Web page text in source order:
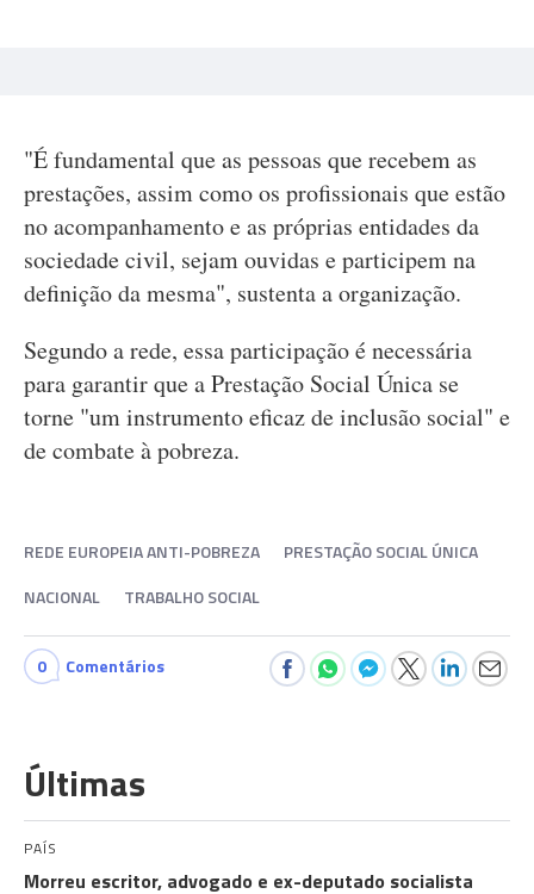
"É fundamental que as pessoas que recebem as
prestações, assim como os profissionais que estão
no acompanhamento e as próprias entidades da
sociedade civil, sejam ouvidas e participem na
definição da mesma", sustenta a organização.
Segundo a rede, essa participação é necessária
para garantir que a Prestação Social Única se
torne "um instrumento eficaz de inclusão social" e
de combate à pobreza.
REDE EUROPEIA ANTI-POBREZA
PRESTAÇÃO SOCIAL ÚNICA
NACIONAL
TRABALHO SOCIAL
0 Comentários
Últimas
PAÍS
Morreu escritor, advogado e ex-deputado socialista